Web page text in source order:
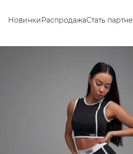
НовинкиРаспродажаСтать